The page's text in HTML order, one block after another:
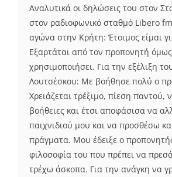
Αναλυτικά οι δηλώσεις του στον
στον ραδιοφωνικό σταθμό Libero
αγώνα στην Κρήτη: Έτοιμος είμαι
Εξαρτάται από τον προπονητή
χρησιμοποιήσει. Για την εξέλιξη
Λουτσέσκου: Με βοήθησε πολύ ο
Χρειάζεται τρέξιμο, πίεση παντού,
βοήθειες και έτσι αποφάσισα να
παιχνιδιού μου και να προσθέσω
πράγματα. Μου έδειξε ο
φιλοσοφία του που πρέπει να
τρέχω άσκοπα. Για την ανάγκη να